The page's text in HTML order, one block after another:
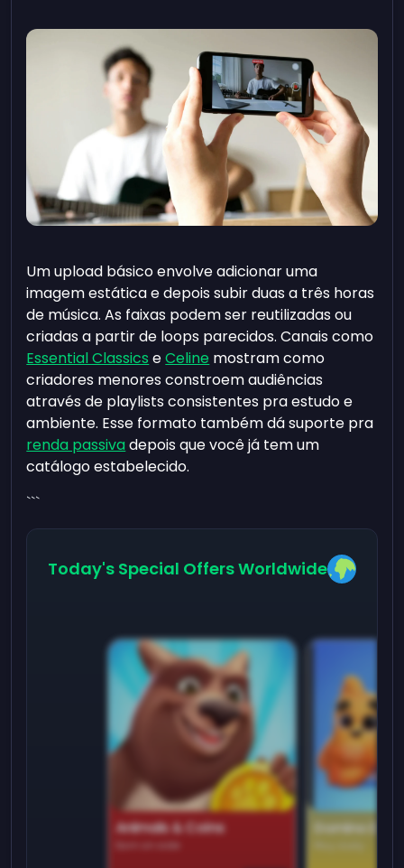
Um upload básico envolve adicionar uma
imagem estática e depois subir duas a três horas
de música. As faixas podem ser reutilizadas ou
criadas a partir de loops parecidos. Canais como
Essential Classics eCeline mostram como
criadores menores constroem audiências
através de playlists consistentes pra estudo e
ambiente. Esse formato também dá suporte pra
renda passivadepois que você já tem um
catálogo estabelecido.
```
Today's Special Offers Worldwide
Animals & Coins Domino